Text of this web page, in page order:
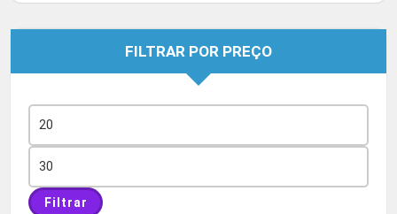
FILTRAR POR PREÇO
mínimo
máximo
Filtrar